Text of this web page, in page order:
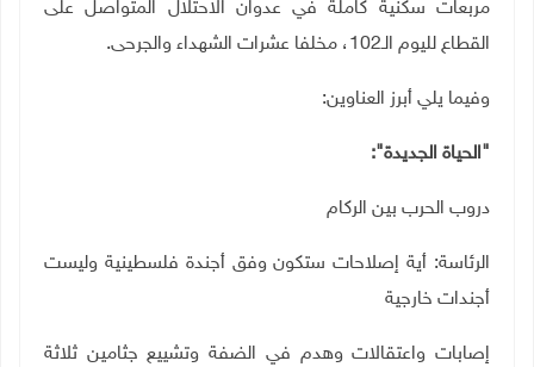
مربعات سكنية كاملة في عدوان الاحتلال المتواصل على
القطاع لليوم الـ102، مخلفا عشرات الشهداء والجرحى.
وفيما يلي أبرز العناوين:
"الحياة الجديدة":
دروب الحرب بين الركام
الرئاسة: أية إصلاحات ستكون وفق أجندة فلسطينية وليست
أجندات خارجية
إصابات واعتقالات وهدم في الضفة وتشييع جثامين ثلاثة